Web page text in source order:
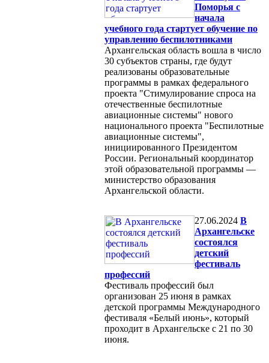
Поморья с
начала
учебного года стартует обучение по
управлению беспилотниками
Архангельская область вошла в число
30 субъектов страны, где будут
реализованы образовательные
программы в рамках федерального
проекта "Стимулирование спроса на
отечественные беспилотные
авиационные системы" нового
национального проекта "Беспилотные
авиационные системы",
инициированного Президентом
России. Региональный координатор
этой образовательной программы —
министерство образования
Архангельской области.
27.06.2024 В
Архангельске
состоялся
детский
фестиваль
профессий
Фестиваль профессий был
организован 25 июня в рамках
детской программы Международного
фестиваля «Белый июнь», который
проходит в Архангельске с 21 по 30
июня.